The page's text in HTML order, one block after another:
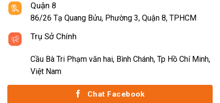
Quận 8
86/26 Tạ Quang Bửu, Phường 3, Quận 8, TPHCM
Trụ Sở Chính
Cầu Bà Tri Phạm văn hai, Bình Chánh, Tp Hồ Chí Minh,
Việt Nam
Chat Facebook